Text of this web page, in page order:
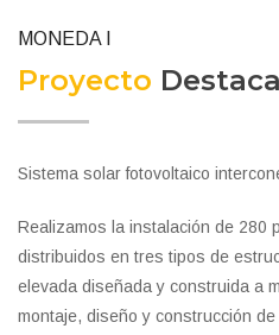
MONEDA I
Proyecto
Sistema solar fotovoltaico
Realizamos la instalación de 280
distribuidos en tres tipos de
elevada diseñada y construida a
montaje, diseño y construcción